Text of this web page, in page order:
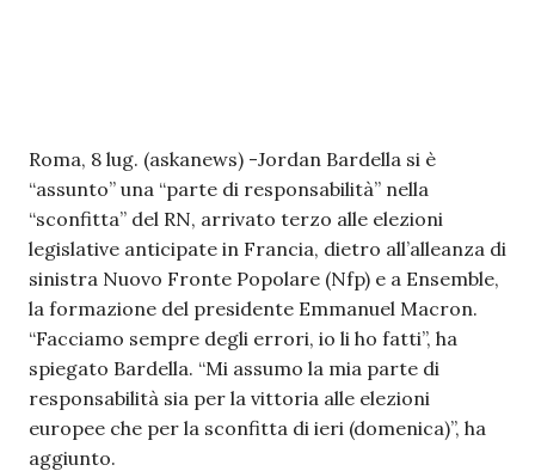
Roma, 8 lug. (askanews) -Jordan Bardella si è
“assunto” una “parte di responsabilità” nella
“sconfitta” del RN, arrivato terzo alle elezioni
legislative anticipate in Francia, dietro all’alleanza di
sinistra Nuovo Fronte Popolare (Nfp) e a Ensemble,
la formazione del presidente Emmanuel Macron.
“Facciamo sempre degli errori, io li ho fatti”, ha
spiegato Bardella. “Mi assumo la mia parte di
responsabilità sia per la vittoria alle elezioni
europee che per la sconfitta di ieri (domenica)”, ha
aggiunto.